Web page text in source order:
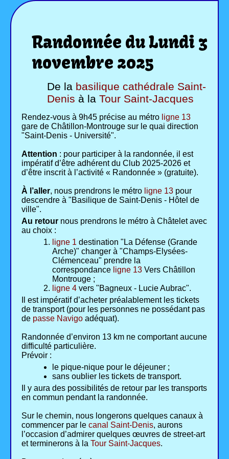
Randonnée du Lundi 3
novembre 2025
De la basilique cathédrale Saint-
Denis à la Tour Saint-Jacques
Rendez-vous à 9h45 précise au métro ligne 13
gare de Châtillon-Montrouge sur le quai direction
"Saint-Denis - Université".
Attention : pour participer à la randonnée, il est
impératif d’être adhérent du Club 2025-2026 et
d’être inscrit à l’activité « Randonnée » (gratuite).
À l’aller, nous prendrons le métro ligne 13 pour
descendre à "Basilique de Saint-Denis - Hôtel de
ville".
Au retour nous prendrons le métro à Châtelet avec
au choix :
ligne 1 destination "La Défense (Grande
Arche)" changer à "Champs-Elysées-
Clémenceau" prendre la
correspondance ligne 13 Vers Châtillon
Montrouge ;
ligne 4 vers "Bagneux - Lucie Aubrac".
Il est impératif d’acheter préalablement les tickets
de transport (pour les personnes ne possédant pas
de passe Navigo adéquat).
Randonnée d’environ 13 km ne comportant aucune
difficulté particulière.
Prévoir :
le pique-nique pour le déjeuner ;
sans oublier les tickets de transport.
Il y aura des possibilités de retour par les transports
en commun pendant la randonnée.
Sur le chemin, nous longerons quelques canaux à
commencer par le canal Saint-Denis, aurons
l’occasion d’admirer quelques œuvres de street-art
et terminerons à la Tour Saint-Jacques.